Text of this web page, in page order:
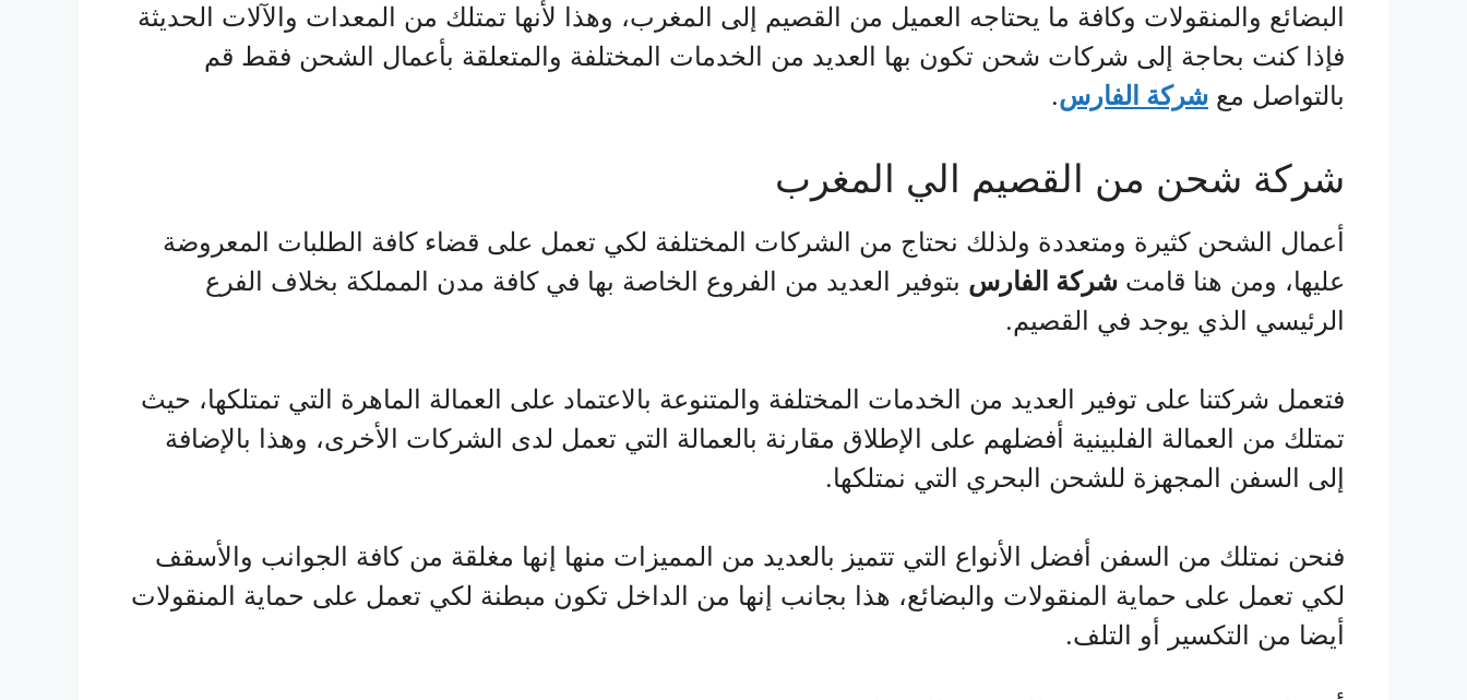
البضائع والمنقولات وكافة ما يحتاجه العميل من القصيم إلى المغرب، وهذا لأنها تمتلك من المعدات والآلات الحديثة
فإذا كنت بحاجة إلى شركات شحن تكون بها العديد من الخدمات المختلفة والمتعلقة بأعمال الشحن فقط قم
بالتواصل مع شركة الفارس.
شركة شحن من القصيم الي المغرب
أعمال الشحن كثيرة ومتعددة ولذلك نحتاج من الشركات المختلفة لكي تعمل على قضاء كافة الطلبات المعروضة
عليها، ومن هنا قامت شركة الفارس بتوفير العديد من الفروع الخاصة بها في كافة مدن المملكة بخلاف الفرع
الرئيسي الذي يوجد في القصيم.
فتعمل شركتنا على توفير العديد من الخدمات المختلفة والمتنوعة بالاعتماد على العمالة الماهرة التي تمتلكها، حيث
تمتلك من العمالة الفلبينية أفضلهم على الإطلاق مقارنة بالعمالة التي تعمل لدى الشركات الأخرى، وهذا بالإضافة
إلى السفن المجهزة للشحن البحري التي نمتلكها.
فنحن نمتلك من السفن أفضل الأنواع التي تتميز بالعديد من المميزات منها إنها مغلقة من كافة الجوانب والأسقف
لكي تعمل على حماية المنقولات والبضائع، هذا بجانب إنها من الداخل تكون مبطنة لكي تعمل على حماية المنقولات
أيضا من التكسير أو التلف.